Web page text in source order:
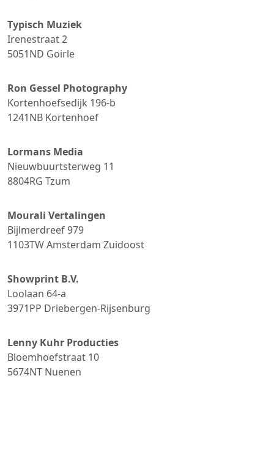
Typisch Muziek
Irenestraat 2
5051ND Goirle
Ron Gessel Photography
Kortenhoefsedijk 196-b
1241NB Kortenhoef
Lormans Media
Nieuwbuurtsterweg 11
8804RG Tzum
Mourali Vertalingen
Bijlmerdreef 979
1103TWAmsterdam Zuidoost
Showprint B.V.
Loolaan 64-a
3971PP Driebergen-Rijsenburg
Lenny Kuhr Producties
Bloemhoefstraat 10
5674NT Nuenen